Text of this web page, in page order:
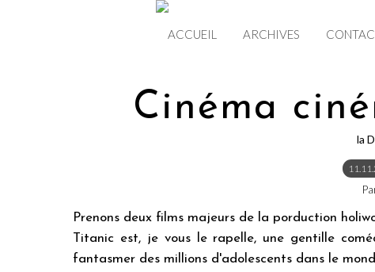
ACCUEIL ARCHIVES
Cinéma
la
Prenons deux films majeurs de la porduction
Titanic est, je vous le rapelle, une gentille
fantasmer des millions d'adolescents dans le